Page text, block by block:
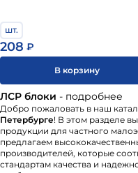
шт.
208 ₽
В корзину
ЛСР блоки - подробнее
Добро пожаловать в наш
Петербурге! В этом разделе
продукции для частного
предлагаем
производителей, которые
стандартам качества и